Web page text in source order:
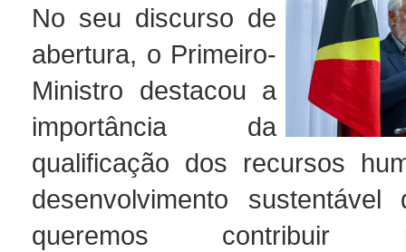
No seu discurso de
abertura, o Primeiro-
Ministro destacou a
importância da
qualificação dos recursos
desenvolvimento
queremos